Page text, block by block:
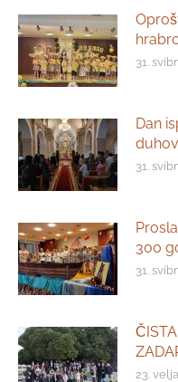
31.
Dan
31.
300
31.
23.